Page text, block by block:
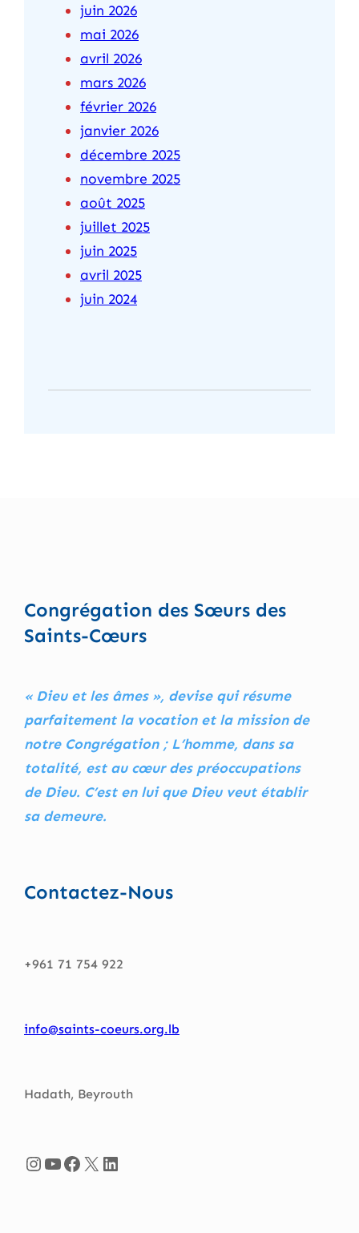
juin 2026
mai 2026
avril 2026
mars 2026
février 2026
janvier 2026
décembre 2025
novembre 2025
août 2025
juillet 2025
juin 2025
avril 2025
juin 2024
Congrégation des Sœurs des
Saints-Cœurs
« Dieu et les âmes », devise qui résume
parfaitement la vocation et la mission de
notre Congrégation ; L’homme, dans sa
totalité, est au cœur des préoccupations
de Dieu. C’est en lui que Dieu veut établir
sa demeure.
Contactez-Nous
+961 71 754 922
info@saints-coeurs.org.lb
Hadath, Beyrouth
InstagramYouTube Facebook X LinkedIn